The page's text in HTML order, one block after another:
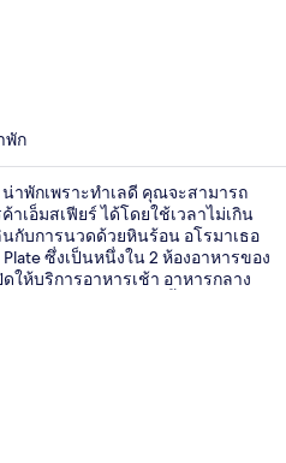
พัก
าพักเพราะทำเลดี คุณจะสามารถ
าเอ็มสเฟียร์ ได้โดยใช้เวลาไม่เกิน
กับการนวดด้วยหินร้อน อโรมาเธอ
ซึ่งเป็นหนึ่งใน 2 ห้องอาหารของ
ห้บริการอาหารเช้า อาหารกลาง
ละบาร์ริมสระว่ายน้ำ นักเดินทาง
ำและพนักงาน ใกล้ขนส่ง